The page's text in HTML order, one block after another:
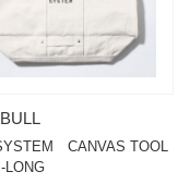
CANVAS TOOL
LONG